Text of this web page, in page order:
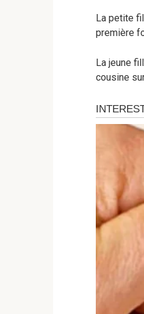
La petite
première
La jeune
cousine